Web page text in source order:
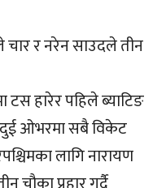
चार र नरेन साउदले तीन
टस हारेर पहिले ब्याटिङ
ओभरमा सबै विकेट
लागि नारायण